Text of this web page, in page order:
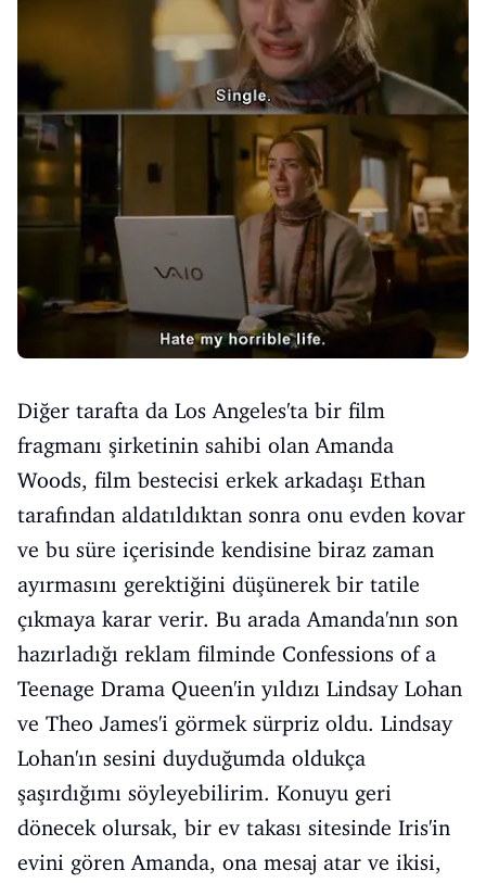
Diğer tarafta da Los Angeles'ta bir film
fragmanı şirketinin sahibi olan Amanda
Woods, film bestecisi erkek arkadaşı Ethan
tarafından aldatıldıktan sonra onu evden kovar
ve bu süre içerisinde kendisine biraz zaman
ayırmasını gerektiğini düşünerek bir tatile
çıkmaya karar verir. Bu arada Amanda'nın son
hazırladığı reklam filminde Confessions of a
Teenage Drama Queen'in yıldızı Lindsay Lohan
ve Theo James'i görmek sürpriz oldu. Lindsay
Lohan'ın sesini duyduğumda oldukça
şaşırdığımı söyleyebilirim. Konuyu geri
dönecek olursak, bir ev takası sitesinde Iris'in
evini gören Amanda, ona mesaj atar ve ikisi,